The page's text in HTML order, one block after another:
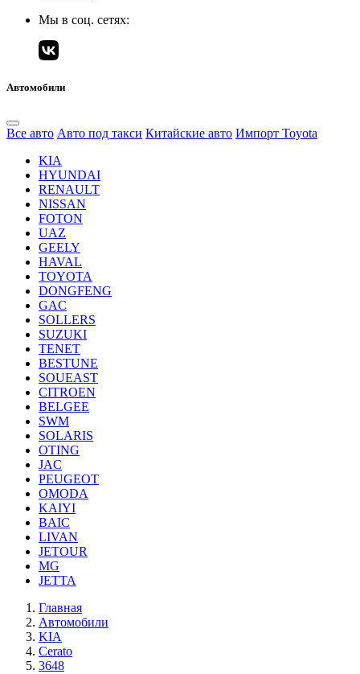
Мы в соц. сетях:
Автомобили
Все авто Авто под такси Китайские авто Импорт Toyota
KIA
HYUNDAI
RENAULT
NISSAN
FOTON
UAZ
GEELY
HAVAL
TOYOTA
DONGFENG
GAC
SOLLERS
SUZUKI
TENET
BESTUNE
SOUEAST
CITROEN
BELGEE
SWM
SOLARIS
OTING
JAC
PEUGEOT
OMODA
KAIYI
BAIC
LIVAN
JETOUR
MG
JETTA
Главная
Автомобили
KIA
Cerato
3648